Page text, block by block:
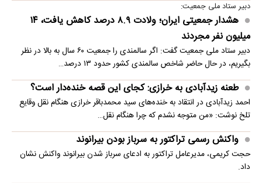
دبیر ستاد ملی جمعیت:
هشدار جمعیتی ایران؛ ولادت ۸.۹ درصد کاهش یافت، ۱۴
میلیون نفر مجردند
دبیر ستاد ملی جمعیت گفت: اگر سالمندی را جمعیت ۶۰ سال به بالا در نظر
بگیریم، در حال حاضر شاخص سالمندی کشور حدود ۱۳ درصد…
طعنه زیدآبادی به خرازی: کجای این قصه خنده‌دار است؟
احمد زیدآبادی در انتقاد به خنده‌های سید محمدباقر خرازی هنگام نقل وقایع
تلخ نوشت: «من متوجه نشدم که چرا هنگام نقل…
واکنش رسمی تراکتور به سرباز بودن بیرانوند
حجت کریمی، مدیرعامل تراکتور به ادعای سرباز شدن بیرانوند واکنش نشان
داد.